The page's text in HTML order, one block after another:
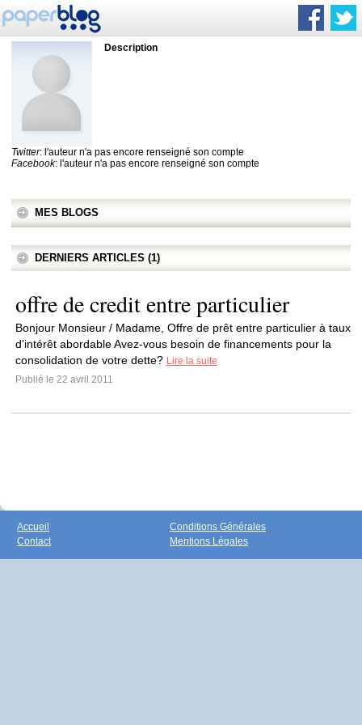
Description
Twitter: l'auteur n'a pas encore renseigné son compte
Facebook: l'auteur n'a pas encore renseigné son compte
MES BLOGS
DERNIERS ARTICLES (1)
offre de credit entre particulier
Bonjour Monsieur / Madame, Offre de prêt entre particulier à taux
d'intérêt abordable Avez-vous besoin de financements pour la
consolidation de votre dette? Lire la suite
Publié le 22 avril 2011
Accueil
Contact
Conditions Générales
Mentions Légales